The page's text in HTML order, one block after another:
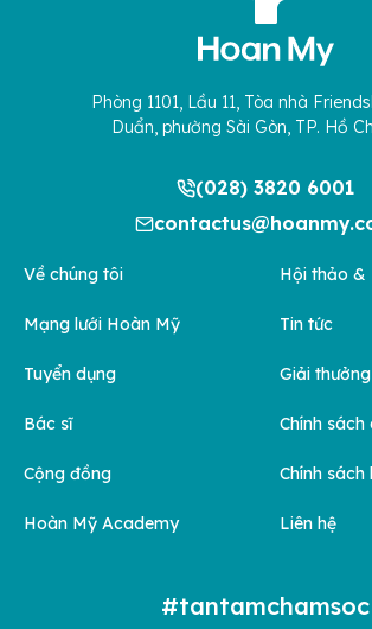
Phòng 1101, Lầu 11, Tòa nhà
Duẩn, phường Sài Gòn, TP. Hồ
(028) 3820 6001
Về chúng tôi
Mạng lưới Hoàn Mỹ
Tuyển dụng
Bác sĩ
Cộng đồng
Hoàn Mỹ Academy
Hội thảo &
Tin tức
Giải thưởng
Chính
Chính
Liên hệ
#tantamchamsoc